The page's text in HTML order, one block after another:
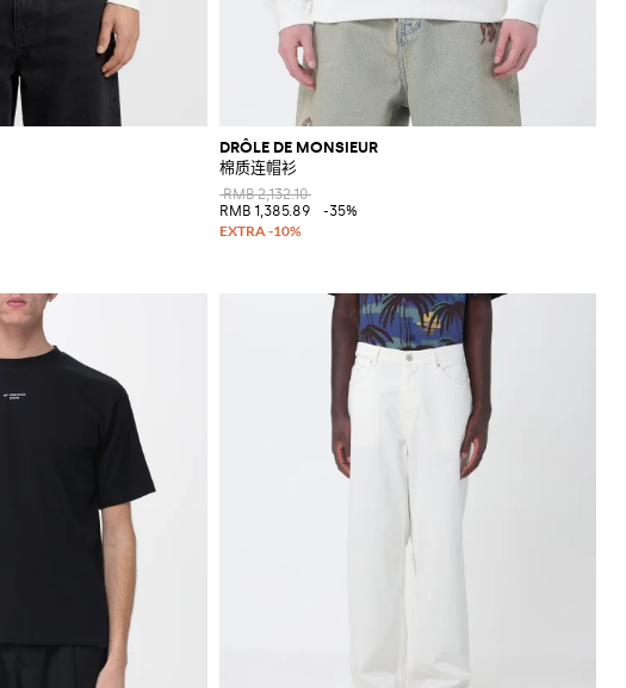
DRÔLE DE MONSIEUR
棉质连帽衫
RMB 2,132.10
RMB 1,385.89
-35%